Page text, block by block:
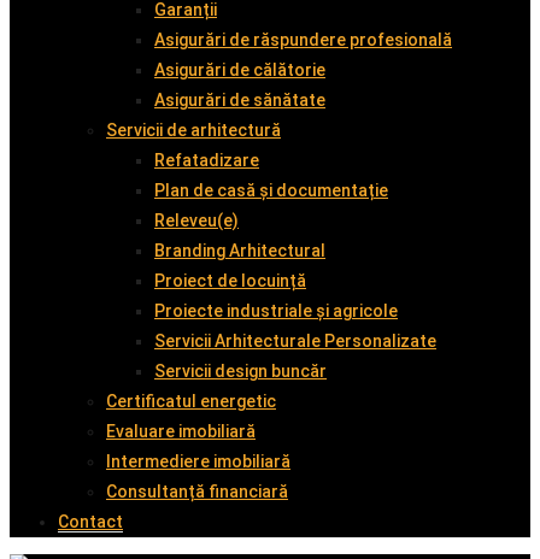
Garanții
Asigurări de răspundere profesională
Asigurări de călătorie
Asigurări de sănătate
Servicii de arhitectură
Refatadizare
Plan de casă și documentație
Releveu(e)
Branding Arhitectural
Proiect de locuință
Proiecte industriale și agricole
Servicii Arhitecturale Personalizate
Servicii design buncăr
Certificatul energetic
Evaluare imobiliară
Intermediere imobiliară
Consultanță financiară
Contact